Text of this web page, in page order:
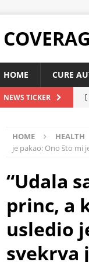
HOME CURE
NEWS TICKER [
[
HOME HEALTH
je pakao: Ono što mi
“Udala
princ, a
usledio
svekrva